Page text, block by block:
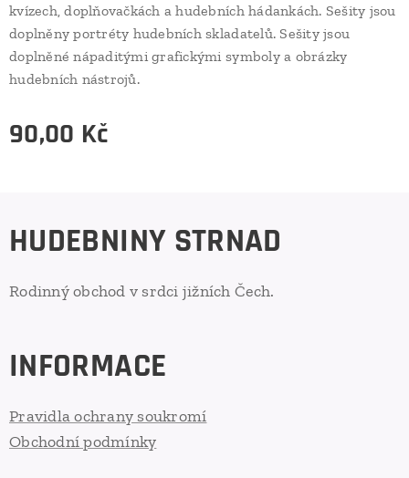
kvízech, doplňovačkách a hudebních hádankách. Sešity jsou
doplněny portréty hudebních skladatelů. Sešity jsou
doplněné nápaditými grafickými symboly a obrázky
hudebních nástrojů.
90,00 Kč
HUDEBNINY STRNAD
Rodinný obchod v srdci jižních Čech.
INFORMACE
Pravidla ochrany soukromí
Obchodní podmínky